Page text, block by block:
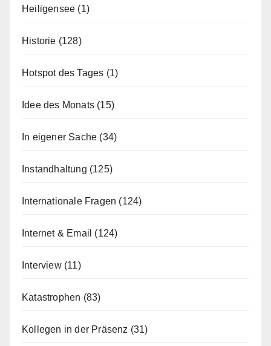
Heiligensee (1)
Historie (128)
Hotspot des Tages (1)
Idee des Monats (15)
In eigener Sache (34)
Instandhaltung (125)
Internationale Fragen (124)
Internet & Email (124)
Interview(11)
Katastrophen (83)
Kollegen in der Präsenz (31)